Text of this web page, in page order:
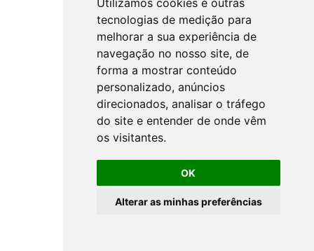
Utilizamos cookies e outras
tecnologias de medição para
melhorar a sua experiência de
navegação no nosso site, de
forma a mostrar conteúdo
personalizado, anúncios
direcionados, analisar o tráfego
do site e entender de onde vêm
os visitantes.
OK
Alterar as minhas preferências